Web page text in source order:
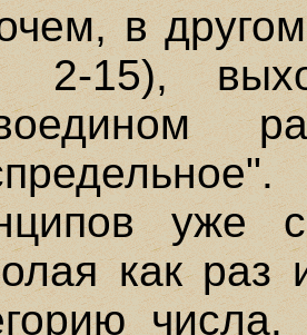
в
2-15),
уже
как раз